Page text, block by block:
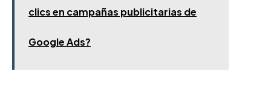
clics en campañas publicitarias de
Google Ads?